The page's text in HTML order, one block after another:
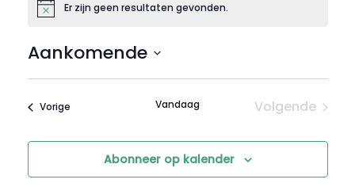
BerichtEr zijn geen resultaten gevonden.
Aankomende
Selecteer
datum.
VorigeEvenementen Vandaag
Volgende
Abonneer op kalender